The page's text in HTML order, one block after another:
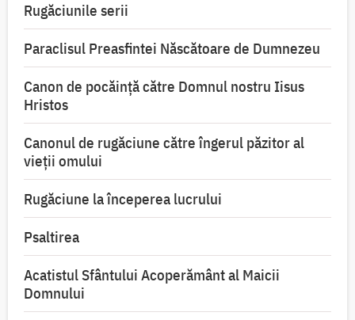
Rugăciunile serii
Paraclisul Preasfintei Născătoare de Dumnezeu
Canon de pocăință către Domnul nostru Iisus
Hristos
Canonul de rugăciune către îngerul păzitor al
vieții omului
Rugăciune la începerea lucrului
Psaltirea
Acatistul Sfântului Acoperământ al Maicii
Domnului